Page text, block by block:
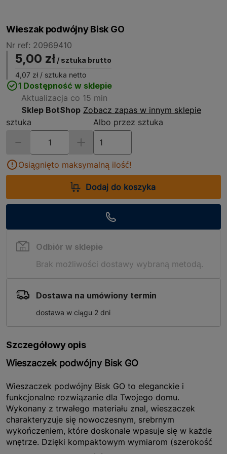
Wieszak podwójny Bisk GO
Nr ref: 20969410
5,00 zł / sztuka brutto
4,07 zł / sztuka netto
1 Dostępność w sklepie
Aktualizacja co 15 min
Sklep BotShop Zobacz zapas w innym sklepie
sztuka
Albo przez sztuka
Osiągnięto maksymalną ilość!
Dodaj do koszyka
Odbiór w sklepie
Brak możliwości dostawy wybraną metodą.
Dostawa na umówiony termin
dostawa w ciągu 2 dni
Szczegółowy opis
Wieszaczek podwójny Bisk GO
Wieszaczek podwójny Bisk GO to eleganckie i
funkcjonalne rozwiązanie dla Twojego domu.
Wykonany z trwałego materiału znal, wieszaczek
charakteryzuje się nowoczesnym, srebrnym
wykończeniem, które doskonale wpasuje się w każde
wnętrze. Dzięki kompaktowym wymiarom (szerokość